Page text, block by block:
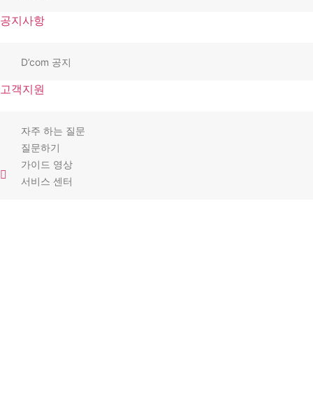
공지사항
D’com 공지
고객지원
자주 하는 질문
질문하기
가이드 영상
서비스 센터